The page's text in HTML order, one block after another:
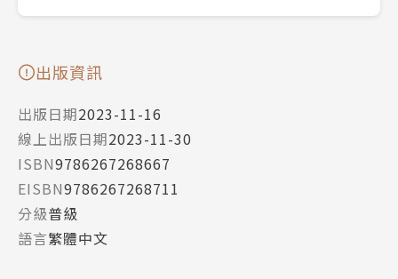
出版資訊
出版日期2023-11-16
線上出版日期2023-11-30
ISBN9786267268667
EISBN9786267268711
分級普級
語言繁體中文